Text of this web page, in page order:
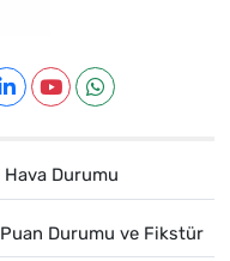
Hava Durumu
Puan Durumu ve Fikstür